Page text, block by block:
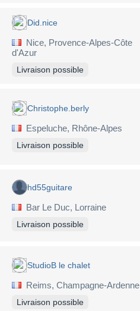
Did.nice
Nice, Provence-Alpes-Côte
d'Azur
Livraison possible
Christophe.berly
Espeluche, Rhône-Alpes
Livraison possible
hd55guitare
Bar Le Duc, Lorraine
Livraison possible
StudioB le chalet
Reims, Champagne-Ardenne
Livraison possible